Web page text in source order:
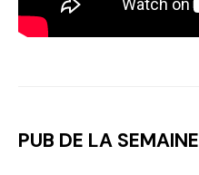
PUB DE LA SEMAINE